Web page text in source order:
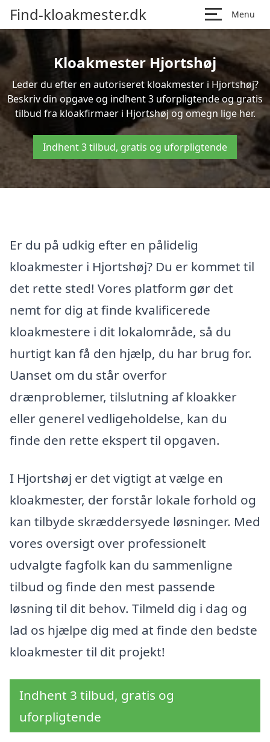
Find-kloakmester.dk Menu
Kloakmester Hjortshøj
Leder du efter en autoriseret kloakmester i Hjortshøj?
Beskriv din opgave og indhent 3 uforpligtende og gratis
tilbud fra kloakfirmaer i Hjortshøj og omegn lige her.
Indhent 3 tilbud, gratis og uforpligtende
Er du på udkig efter en pålidelig
kloakmester i Hjortshøj? Du er kommet til
det rette sted! Vores platform gør det
nemt for dig at finde kvalificerede
kloakmestere i dit lokalområde, så du
hurtigt kan få den hjælp, du har brug for.
Uanset om du står overfor
drænproblemer, tilslutning af kloakker
eller generel vedligeholdelse, kan du
finde den rette ekspert til opgaven.
I Hjortshøj er det vigtigt at vælge en
kloakmester, der forstår lokale forhold og
kan tilbyde skræddersyede løsninger. Med
vores oversigt over professionelt
udvalgte fagfolk kan du sammenligne
tilbud og finde den mest passende
løsning til dit behov. Tilmeld dig i dag og
lad os hjælpe dig med at finde den bedste
kloakmester til dit projekt!
Indhent 3 tilbud, gratis og
uforpligtende